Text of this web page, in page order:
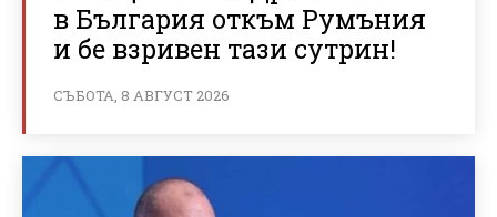
в България откъм Румъния
и бе взривен тази сутрин!
СЪБОТА, 8 АВГУСТ 2026